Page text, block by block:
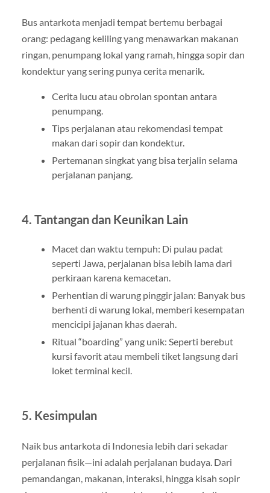
Bus antarkota menjadi tempat bertemu berbagai
orang: pedagang keliling yang menawarkan makanan
ringan, penumpang lokal yang ramah, hingga sopir dan
kondektur yang sering punya cerita menarik.
Cerita lucu atau obrolan spontan antara
penumpang.
Tips perjalanan atau rekomendasi tempat
makan dari sopir dan kondektur.
Pertemanan singkat yang bisa terjalin selama
perjalanan panjang.
4. Tantangan dan Keunikan Lain
Macet dan waktu tempuh: Di pulau padat
seperti Jawa, perjalanan bisa lebih lama dari
perkiraan karena kemacetan.
Perhentian di warung pinggir jalan: Banyak bus
berhenti di warung lokal, memberi kesempatan
mencicipi jajanan khas daerah.
Ritual “boarding” yang unik: Seperti berebut
kursi favorit atau membeli tiket langsung dari
loket terminal kecil.
5. Kesimpulan
Naik bus antarkota di Indonesia lebih dari sekadar
perjalanan fisik—ini adalah perjalanan budaya. Dari
pemandangan, makanan, interaksi, hingga kisah sopir